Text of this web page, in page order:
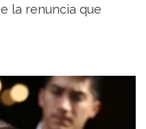
la renuncia que